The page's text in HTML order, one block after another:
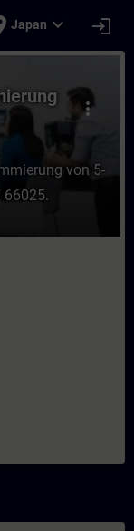
Japan expand_more login
more_vert
von 5-
66025.